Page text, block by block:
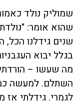
שמוליק נולד
שהוא אומר:
שנים גידלנו הכל,
בגלל יבוא
מה שעשו –
השתלם. למעשה
לגמרי. גידלתי אז